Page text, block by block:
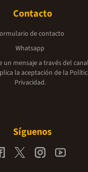
Contacto
de contacto
Whatsapp
un mensaje a través del
la aceptación de la
Privacidad.
Síguenos